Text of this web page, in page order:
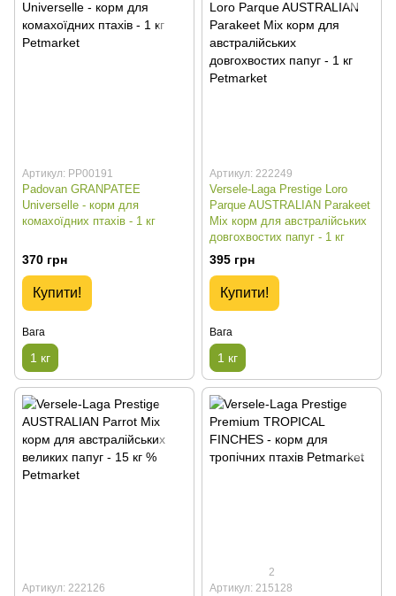
Артикул: PP00191
Padovan GRANPATEE
Universelle - корм для
комахоїдних птахів - 1 кг
370 грн
Купити!
Вага
1 кг
Артикул: 222249
Versele-Laga Prestige Loro
Parque AUSTRALIAN Parakeet
Mix корм для австралійських
довгохвостих папуг - 1 кг
395 грн
Купити!
Вага
1 кг
Артикул: 222126
2
Артикул: 215128